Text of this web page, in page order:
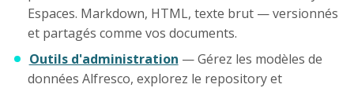
Espaces. Markdown, HTML, texte brut — versionnés
et partagés comme vos documents.
Outils d'administration — Gérez les modèles de
données Alfresco, explorez le repository et